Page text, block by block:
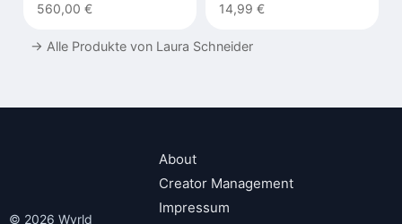
560,00 € 14,99 €
→ Alle Produkte von Laura Schneider
© 2026 Wyrld
About
Creator Management
Impressum